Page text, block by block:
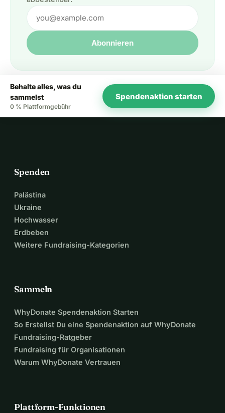
Abonnieren
Behalte alles, was du
sammelst
0 % Plattformgebühr
Spendenaktion starten
Spenden
Palästina
Ukraine
Hochwasser
Erdbeben
Weitere Fundraising-Kategorien
Sammeln
WhyDonate Spendenaktion Starten
So Erstellst Du eine Spendenaktion auf WhyDonate
Fundraising-Ratgeber
Fundraising für Organisationen
Warum WhyDonate Vertrauen
Plattform-Funktionen